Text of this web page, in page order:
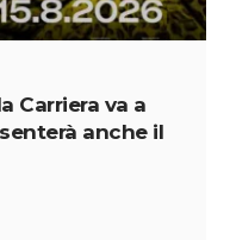
Carriera va a
anche il